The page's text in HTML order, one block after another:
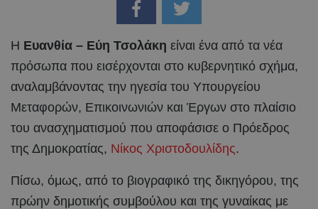
Η Ευανθία – Εύη Τσολάκη είναι ένα από τα νέα
πρόσωπα που εισέρχονται στο κυβερνητικό σχήμα,
αναλαμβάνοντας την ηγεσία του Υπουργείου
Μεταφορών, Επικοινωνιών και Έργων στο πλαίσιο
του ανασχηματισμού που αποφάσισε ο Πρόεδρος
της Δημοκρατίας, Νίκος Χριστοδουλίδης.
Πίσω, όμως, από το βιογραφικό της δικηγόρου, της
πρώην δημοτικής συμβούλου και της γυναίκας με